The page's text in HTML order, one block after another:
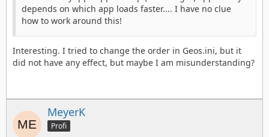
depends on which app loads faster.... I have no clue
how to work around this!
Interesting. I tried to change the order in Geos.ini, but it
did not have any effect, but maybe I am misunderstanding?
MeyerK
Profi